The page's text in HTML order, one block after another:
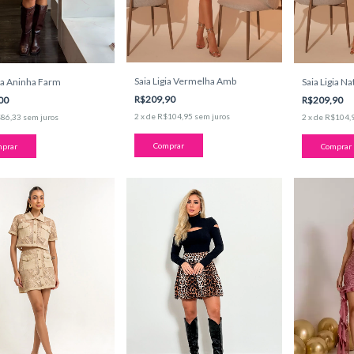
Aninha Farm
sem juros
Saia Ligia Vermelha Amb
R$209,90
2 xde R$104,95 sem juros
Comprar
Saia Ligia
R$209,90
2 xde
Comprar